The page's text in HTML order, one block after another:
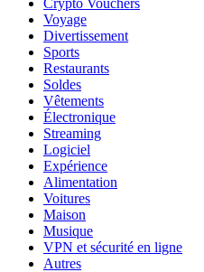
Voyage
Divertissement
Sports
Restaurants
Soldes
Vêtements
Électronique
Streaming
Logiciel
Expérience
Alimentation
Voitures
Maison
Musique
VPN et sécurité en ligne
Autres